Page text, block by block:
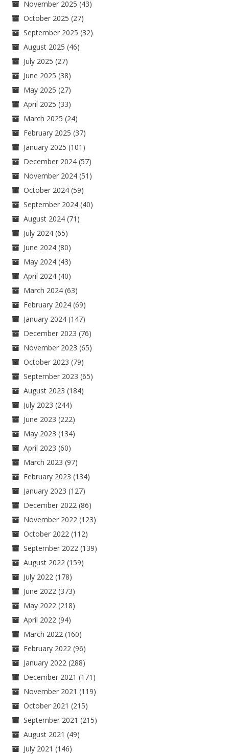
November 2025 (43)
October 2025 (27)
September 2025 (32)
August 2025 (46)
July 2025 (27)
June 2025 (38)
May 2025 (27)
April 2025 (33)
March 2025 (24)
February 2025 (37)
January 2025 (101)
December 2024 (57)
November 2024 (51)
October 2024 (59)
September 2024 (40)
August 2024 (71)
July 2024 (65)
June 2024 (80)
May 2024 (43)
April 2024 (40)
March 2024 (63)
February 2024 (69)
January 2024 (147)
December 2023 (76)
November 2023 (65)
October 2023 (79)
September 2023 (65)
August 2023 (184)
July 2023 (244)
June 2023 (222)
May 2023 (134)
April 2023 (60)
March 2023 (97)
February 2023 (134)
January 2023 (127)
December 2022 (86)
November 2022 (123)
October 2022 (112)
September 2022 (139)
August 2022 (159)
July 2022 (178)
June 2022 (373)
May 2022 (218)
April 2022 (94)
March 2022 (160)
February 2022 (96)
January 2022 (288)
December 2021 (171)
November 2021 (119)
October 2021 (215)
September 2021 (215)
August 2021 (49)
July 2021 (146)